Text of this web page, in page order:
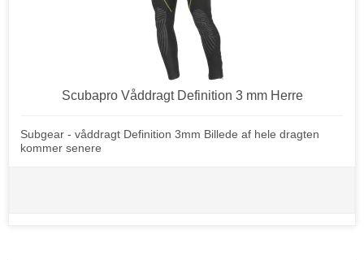
Scubapro Våddragt Definition 3 mm Herre
Subgear - våddragt Definition 3mm Billede af hele dragten
kommer senere